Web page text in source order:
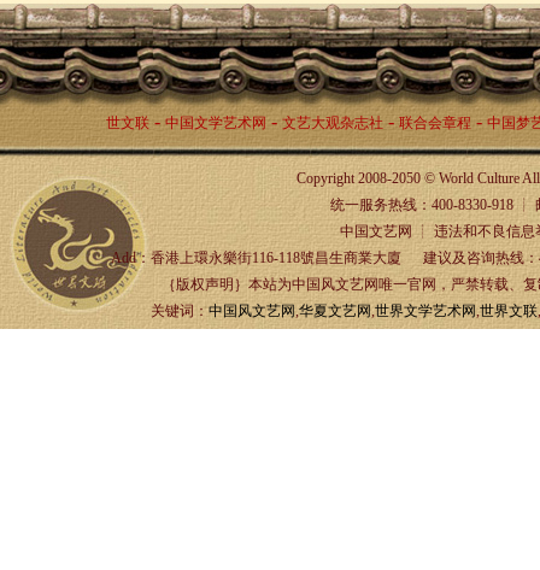
世文联- 中国文学艺术网 - 文艺大观杂志社 - 联合会章程- 中国梦
Copyright 2008-2050 © World Culture
统一服务热线：400-8330-918 ┊ 邮箱
中国文艺网 ┊ 违法和不良信息举
Add：香港上環永樂街116-118號昌生商業大廈 建议及咨询热线
｛版权声明｝本站为中国风文艺网唯一官网，严禁转载、复制
关键词：中国风文艺网,华夏文艺网,世界文学艺术网,世界文联,